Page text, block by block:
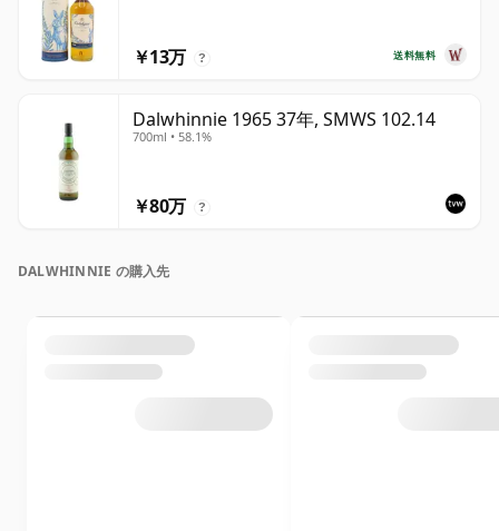
送料無料
￥13万 ?
Dalwhinnie 1965 37年, SMWS 102.14
700ml • 58.1%
￥80万 ?
DALWHINNIE の購入先